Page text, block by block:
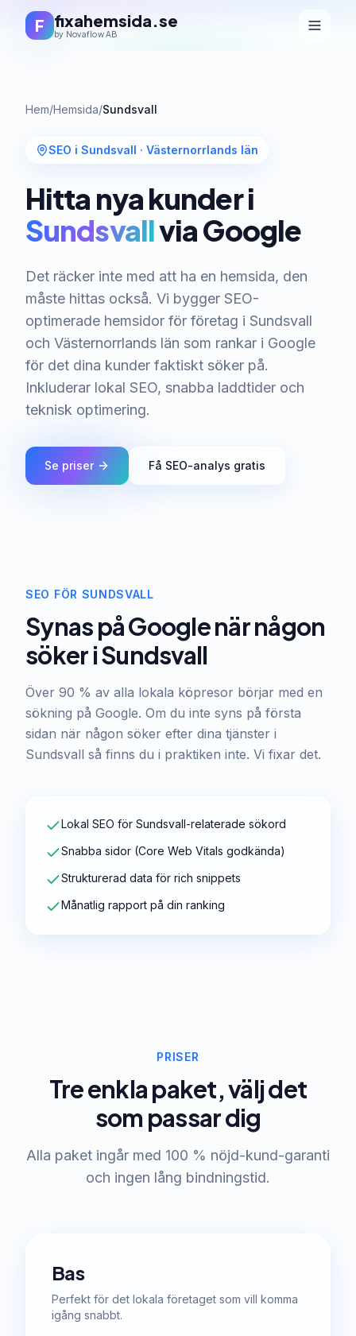
F fixahemsida.se
by Novaflow AB
Hem/Hemsida/Sundsvall
SEO i Sundsvall · Västernorrlands län
Hitta nya kunder i
Sundsvallvia Google
Det räcker inte med att ha en hemsida, den
måste hittas också. Vi bygger SEO-
optimerade hemsidor för företag i Sundsvall
och Västernorrlands län som rankar i Google
för det dina kunder faktiskt söker på.
Inkluderar lokal SEO, snabba laddtider och
teknisk optimering.
Se priser Få SEO-analys gratis
SEO FÖR SUNDSVALL
Synas på Google när någon
söker i Sundsvall
Över 90 % av alla lokala köpresor börjar med en
sökning på Google. Om du inte syns på första
sidan när någon söker efter dina tjänster i
Sundsvall så finns du i praktiken inte. Vi fixar det.
Lokal SEO för Sundsvall-relaterade sökord
Snabba sidor (Core Web Vitals godkända)
Strukturerad data för rich snippets
Månatlig rapport på din ranking
PRISER
Tre enkla paket, välj det
som passar dig
Alla paket ingår med 100 % nöjd-kund-garanti
och ingen lång bindningstid.
Bas
Perfekt för det lokala företaget som vill komma
igång snabbt.